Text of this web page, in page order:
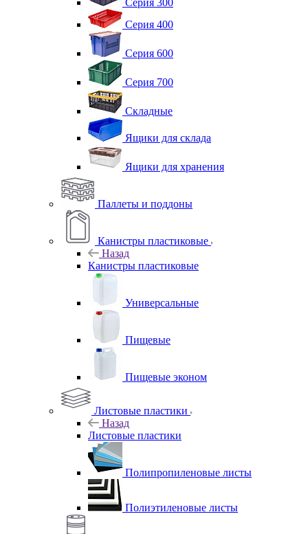
Серия 300
Серия 400
Серия 600
Серия 700
Складные
Ящики для склада
Ящики для хранения
Паллеты и поддоны
Канистры пластиковые
Назад
Канистры пластиковые
Универсальные
Пищевые
Пищевые эконом
Листовые пластики
Назад
Листовые пластики
Полипропиленовые листы
Полиэтиленовые листы